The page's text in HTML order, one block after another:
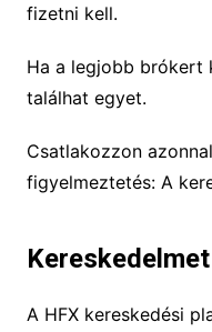
fizetni kell.
Ha a legjobb brókert
találhat egyet.
Csatlakozzon
figyelmeztetés: A
A HFX kereskedési